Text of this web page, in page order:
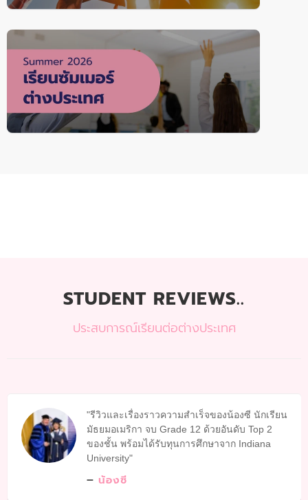
STUDENT REVIEWS..
ประสบการณ์เรียนต่อต่างประเทศ
รีวิวและเรื่องราวความสำเร็จของน้องซี นักเรียน
มัธยมอเมริกา จบ Grade 12 ด้วยอันดับ Top 2
ของชั้น พร้อมได้รับทุนการศึกษาจาก Indiana
University
น้องซี